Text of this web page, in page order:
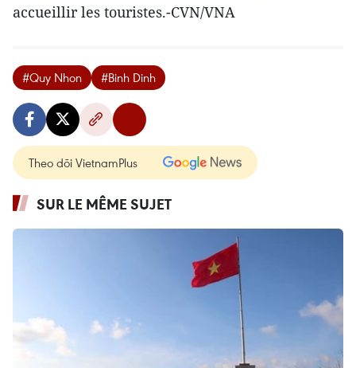
accueillir les touristes.-CVN/VNA
#Quy Nhon #Binh Dinh
Theo dõi VietnamPlus
SUR LE MÊME SUJET